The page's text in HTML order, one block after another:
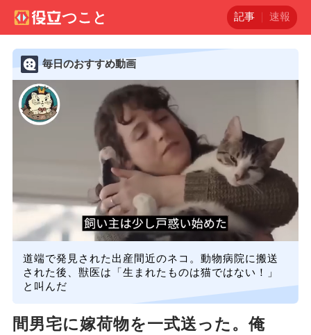
記事 速報
毎日のおすすめ動画
道端で発見された出産間近のネコ。動物病院に搬送
された後、獣医は「生まれたものは猫ではない！」
と叫んだ
間男宅に嫁荷物を一式送った。俺